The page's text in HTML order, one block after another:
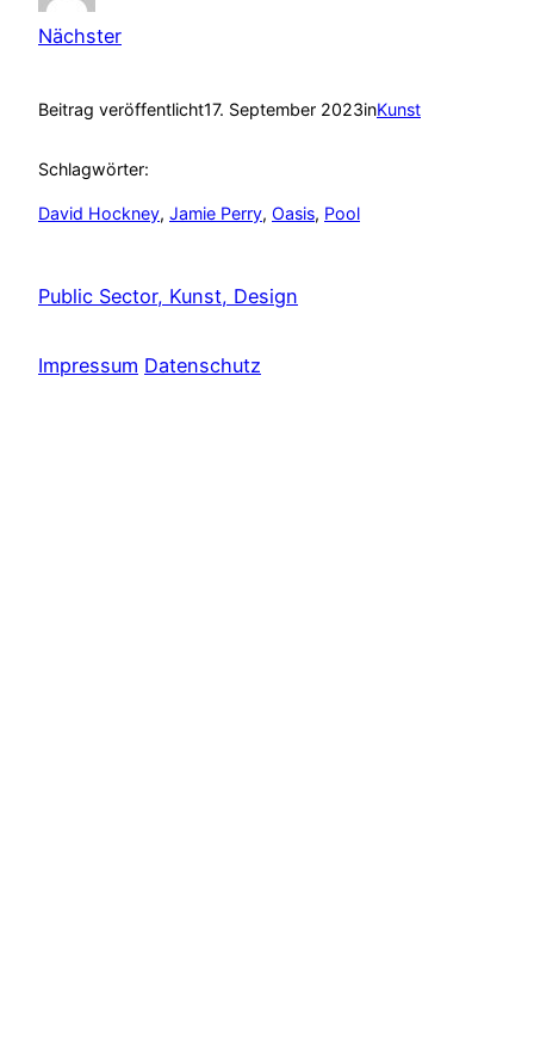
Nächster
Beitrag veröffentlicht17. September 2023inKunst
Schlagwörter:
David Hockney, Jamie Perry, Oasis, Pool
Public Sector, Kunst, Design
Impressum Datenschutz